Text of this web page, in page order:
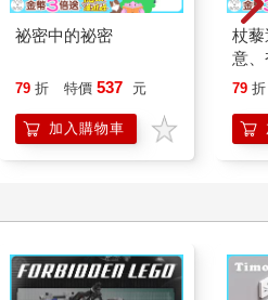
祕密中的祕密
79 折 特價 537 元
加入購物車
杖
意
恭
79 折